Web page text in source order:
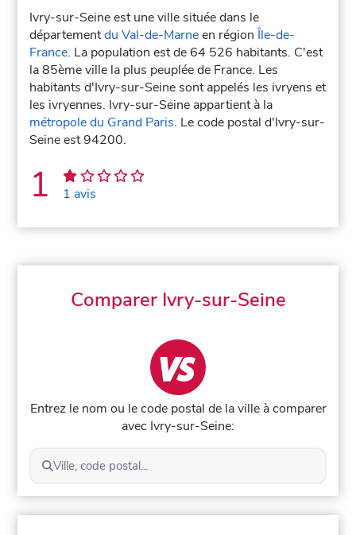
Ivry-sur-Seine est une ville située dans le
départementdu Val-de-Marneen régionÎle-de-
France. La population est de 64 526 habitants. C'est
la 85ème ville la plus peuplée de France. Les
habitants d'Ivry-sur-Seine sont appelés les ivryens et
les ivryennes. Ivry-sur-Seine appartient à la
métropole du Grand Paris. Le code postal d'Ivry-sur-
Seine est 94200.
1 1 avis
Comparer Ivry-sur-Seine
Entrez le nom ou le code postal de la ville à comparer
avec Ivry-sur-Seine:
Ville, code postal...